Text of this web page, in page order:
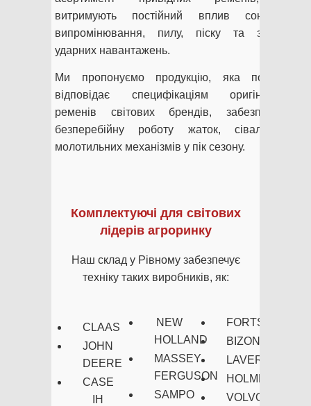
витримують постійний вплив сонячного
випромінювання, пилу, піску та значних
ударних навантажень.
Ми пропонуємо продукцію, яка повністю
відповідає специфікаціям оригінальних
ременів світових брендів, забезпечуючи
безперебійну роботу жаток, сівалок та
молотильних механізмів у пік сезону.
Комплектуючі для світових
лідерів агроринку
Наш склад у Рівному забезпечує
техніку таких виробників, як:
CLAAS
JOHN
DEERE
CASE
IH
NEW
HOLLAND
MASSEY
FERGUSON
SAMPO
FORTSCHRITT
BIZON
LAVERDA
HOLMER
VOLVO